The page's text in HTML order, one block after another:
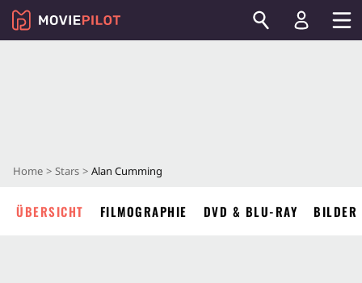
Home Stars Alan Cumming
ÜBERSICHT FILMOGRAPHIE DVD & BLU-RAY BILDER